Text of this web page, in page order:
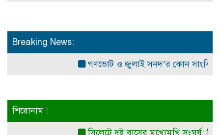
Breaking News:
গণভোট ও জুলাই সনদ’র কোন সাংবিধানিক
শিরোনাম :
সিলেটে দুই বাসের মুখোমুখি সংঘর্ষ: নিহত ৭